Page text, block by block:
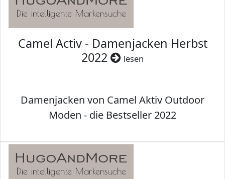
Camel Activ - Damenjacken Herbst
2022
lesen
Damenjacken von Camel Aktiv Outdoor
Moden - die Bestseller 2022